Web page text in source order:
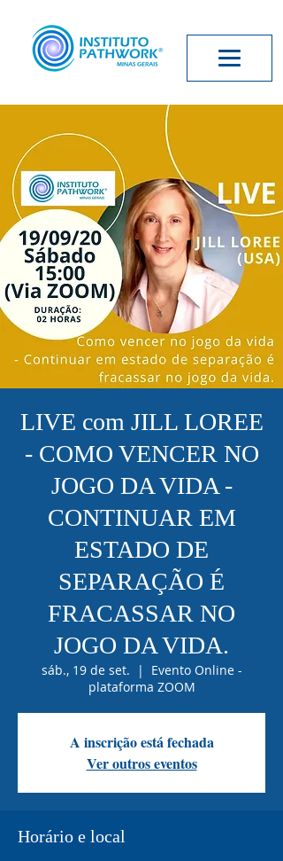
LIVE com JILL LOREE
- COMO VENCER NO
JOGO DA VIDA -
CONTINUAR EM
ESTADO DE
SEPARAÇÃO É
FRACASSAR NO
JOGO DA VIDA.
sáb., 19 de set.
  |
Evento Online -
plataforma ZOOM
A inscrição está fechada
Ver outros eventos
Horário e local